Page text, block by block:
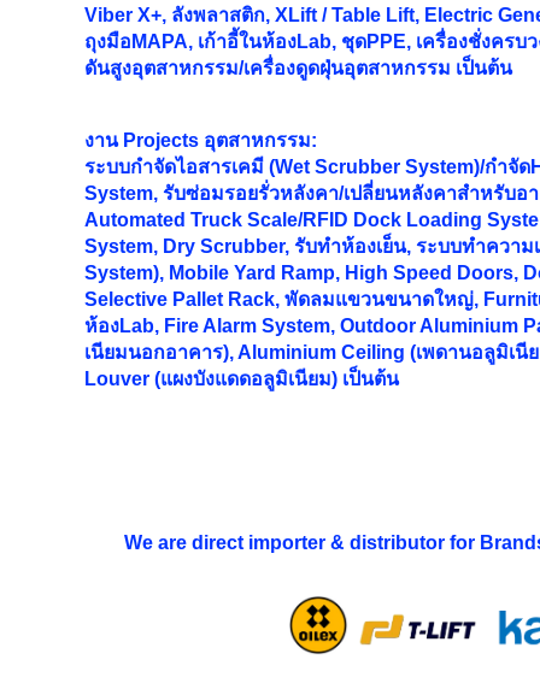
Viber X+, ลังพลาสติก, XLift / Table Lift, Electric
ถุงมือMAPA, เก้าอี้ในห้องLab, ชุดPPE, เครื่องชั่งครบ
ดันสูงอุตสาหกรรม/เครื่องดูดฝุ่นอุตสาหกรรม เป็นต้น
งาน Projects อุตสาหกรรม:
ระบบกำจัดไอสารเคมี (Wet Scrubber System)/กำจัด
System, รับซ่อมรอยรั่วหลังคา/เปลี่ยนหลังคาสำหรับอ
Automated Truck Scale/RFID Dock Loading
System, Dry Scrubber, รับทำห้องเย็น, ระบบทำความ
System), Mobile Yard Ramp, High Speed Doors,
Selective Pallet Rack, พัดลมแขวนขนาดใหญ่,
ห้องLab, Fire Alarm System, Outdoor Aluminium
เนียมนอกอาคาร), Aluminium Ceiling (เพดานอลูมิเนี
Louver (แผงบังแดดอลูมิเนียม) เป็นต้น
We are direct importer & distributor for